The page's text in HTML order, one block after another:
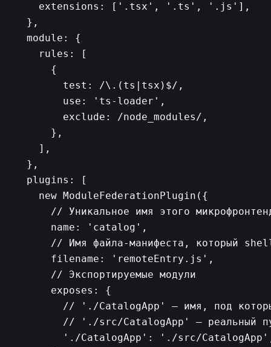
    extensions: ['.tsx', '.ts', '.js'],
  },
  module: {
    rules: [
      {
        test: /\.(ts|tsx)$/,
        use: 'ts-loader',
        exclude: /node_modules/,
      },
    ],
  },
  plugins: [
    new ModuleFederationPlugin({
// Уникальное имя этого
      name: 'catalog',
// Имя файла-манифеста, который
      filename: 'remoteEntry.js',
      // Экспортируемые модули
      exposes: {
// './CatalogApp' — имя, под
// './src/CatalogApp' — реальный
'./CatalogApp': './src/